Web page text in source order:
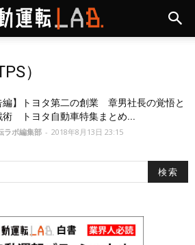
）
編】トヨタ第二の創業 章男社長の覚悟と
術 トヨタ自動車特集まとめ...
ラボ編集部 - 2018年8月13日 23:15